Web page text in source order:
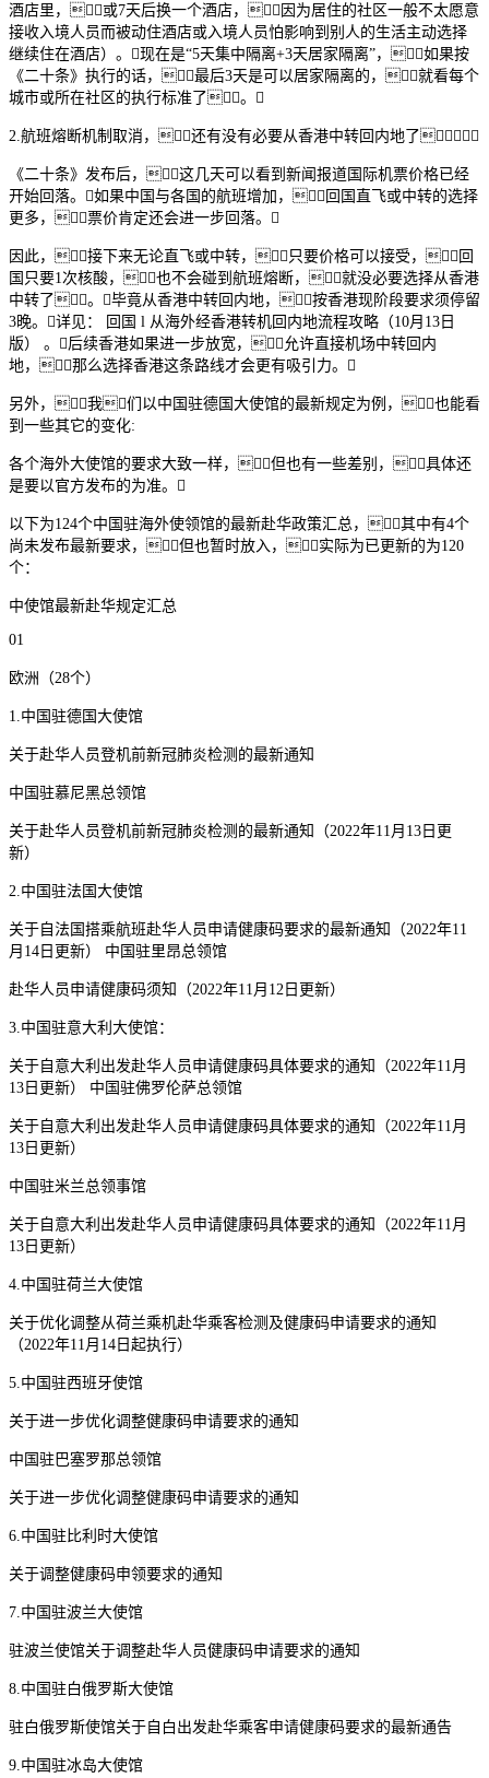
酒店里，或7天后换一个酒店，因为居住的社区一般不太愿意
接收入境人员而被动住酒店或入境人员怕影响到别人的生活主动选择
继续住在酒店）。现在是“5天集中隔离+3天居家隔离”，如果按
《二十条》执行的话，最后3天是可以居家隔离的，就看每个
城市或所在社区的执行标准了。
2.航班熔断机制取消，还有没有必要从香港中转回内地了？
《二十条》发布后，这几天可以看到新闻报道国际机票价格已经
开始回落。如果中国与各国的航班增加，回国直飞或中转的选择
更多，票价肯定还会进一步回落。
因此，接下来无论直飞或中转，只要价格可以接受，回
国只要1次核酸，也不会碰到航班熔断，就没必要选择从香港
中转了。毕竟从香港中转回内地，按香港现阶段要求须停留
3晚。详见： 回国 l 从海外经香港转机回内地流程攻略（10月13日
版） 。后续香港如果进一步放宽，允许直接机场中转回内
地，那么选择香港这条路线才会更有吸引力。
另外，我们以中国驻德国大使馆的最新规定为例，也能看
到一些其它的变化:
各个海外大使馆的要求大致一样，但也有一些差别，具体还
是要以官方发布的为准。
以下为124个中国驻海外使领馆的最新赴华政策汇总，其中有4个
尚未发布最新要求，但也暂时放入，实际为已更新的为120
个：
中使馆最新赴华规定汇总
01
欧洲（28个）
1.中国驻德国大使馆
关于赴华人员登机前新冠肺炎检测的最新通知
中国驻慕尼黑总领馆
关于赴华人员登机前新冠肺炎检测的最新通知（2022年11月13日更
新）
2.中国驻法国大使馆
关于自法国搭乘航班赴华人员申请健康码要求的最新通知（2022年11
月14日更新） 中国驻里昂总领馆
赴华人员申请健康码须知（2022年11月12日更新）
3.中国驻意大利大使馆：
关于自意大利出发赴华人员申请健康码具体要求的通知（2022年11月
13日更新） 中国驻佛罗伦萨总领馆
关于自意大利出发赴华人员申请健康码具体要求的通知（2022年11月
13日更新）
中国驻米兰总领事馆
关于自意大利出发赴华人员申请健康码具体要求的通知（2022年11月
13日更新）
4.中国驻荷兰大使馆
关于优化调整从荷兰乘机赴华乘客检测及健康码申请要求的通知
（2022年11月14日起执行）
5.中国驻西班牙使馆
关于进一步优化调整健康码申请要求的通知
中国驻巴塞罗那总领馆
关于进一步优化调整健康码申请要求的通知
6.中国驻比利时大使馆
关于调整健康码申领要求的通知
7.中国驻波兰大使馆
驻波兰使馆关于调整赴华人员健康码申请要求的通知
8.中国驻白俄罗斯大使馆
驻白俄罗斯使馆关于自白出发赴华乘客申请健康码要求的最新通告
9.中国驻冰岛大使馆